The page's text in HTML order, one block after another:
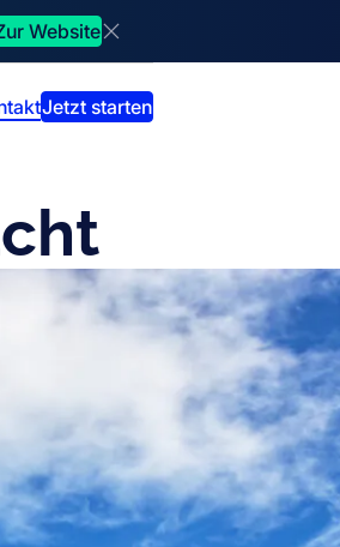
Website
Dismiss announcment
Jetzt starten